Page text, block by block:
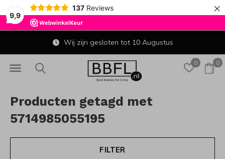
9,9
137 Reviews ×
0 0
Wij zijn gesloten tot 10 Augustus
Producten getagd met
5714985055195
FILTER